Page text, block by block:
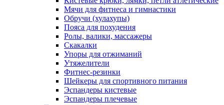
Мячи для фитнеса и гимнастики
Обручи (хулахупы)
Пояса для похудения
Ролы, валики, массажеры
Скакалки
Упоры для отжиманий
Утяжелители
Фитнес-резинки
Шейкеры для спортивного питания
Эспандеры кистевые
Эспандеры плечевые